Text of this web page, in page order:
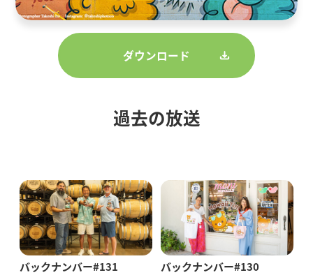
ダウンロード
過去の放送
バックナンバー#131 バックナンバー#130